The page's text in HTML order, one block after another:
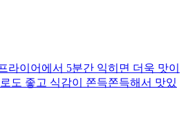
라이어에서 5분간 익히면 더욱 맛이
도 좋고 식감이 쫀득쫀득해서 맛있